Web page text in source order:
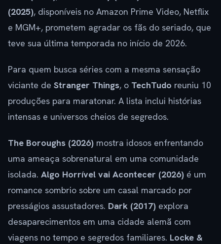
(2025), disponíveis no Amazon Prime Video, Netflix
e MGM+, prometem agradar os fãs do seriado, que
teve sua última temporada no início de 2026.
Para quem busca séries com a mesma sensação
viciante de Stranger Things, o TechTudo reuniu 10
produções para maratonar. A lista inclui histórias
intensas e universos cheios de segredos.
The Boroughs (2026) mostra idosos enfrentando
uma ameaça sobrenatural em uma comunidade
isolada. Algo Horrível vai Acontecer (2026) é um
romance sombrio sobre um casal marcado por
presságios assustadores. Dark (2017) explora
desaparecimentos em uma cidade alemã com
viagens no tempo e segredos familiares. Locke &